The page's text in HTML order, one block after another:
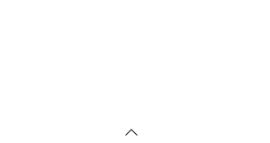
ระบบบา